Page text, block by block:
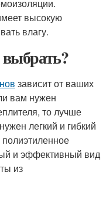
высокую
влагу.
зависит от ваших
вам нужен
то лучше
легкий и гибкий
и эффективный вид
из